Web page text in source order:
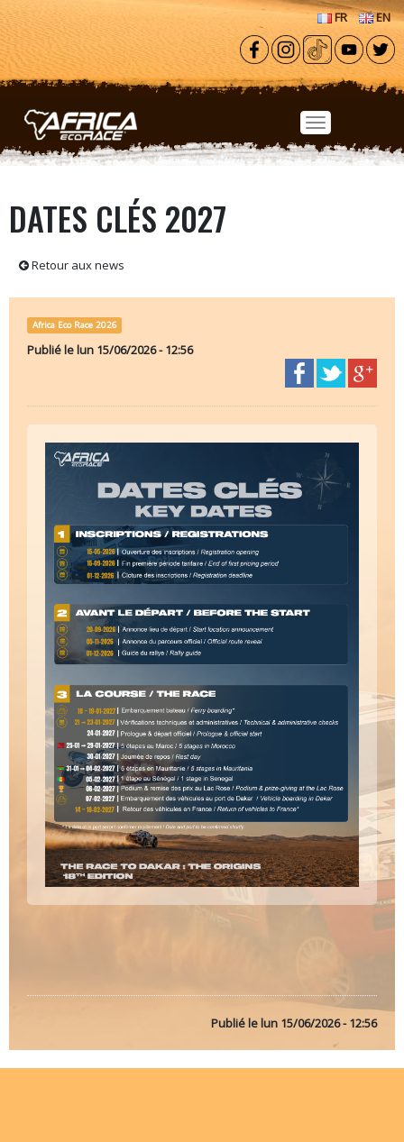
Aller au contenu principal
FR EN
DATES CLÉS 2027
Retour aux news
Africa Eco Race 2026
Publié lelun 15/06/2026 - 12:56
Publié lelun 15/06/2026 - 12:56